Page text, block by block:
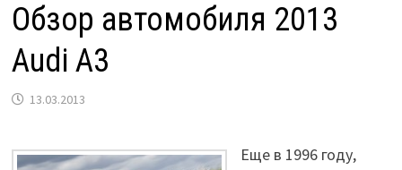
Обзор автомобиля 2013
Audi A3
13.03.2013
Еще в 1996 году,